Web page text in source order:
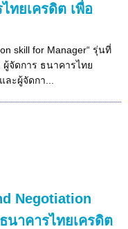
ทยเครดิต เพื่อ
skill for Manager“ รุ่นที่
จัดการ ธนาคารไทย
ะผู้จัดกา...
Negotiation
นาคารไทยเครดิต